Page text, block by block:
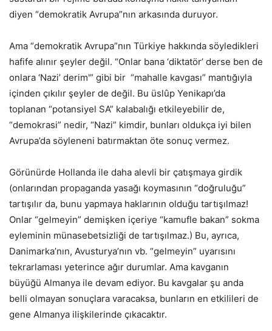
diyen “demokratik Avrupa”nın arkasında duruyor.
Ama “demokratik Avrupa”nın Türkiye hakkında söyledikleri
hafife alınır şeyler değil. “Onlar bana ‘diktatör’ derse ben de
onlara ‘Nazi’ derim'” gibi bir “mahalle kavgası” mantığıyla
içinden çıkılır şeyler de değil. Bu üslûp Yenikapı’da
toplanan “potansiyel SA” kalabalığı etkileyebilir de,
“demokrasi” nedir, “Nazi” kimdir, bunları oldukça iyi bilen
Avrupa’da söyleneni batırmaktan öte sonuç vermez.
Görünürde Hollanda ile daha alevli bir çatışmaya girdik
(onlarından propaganda yasağı koymasının “doğruluğu”
tartışılır da, bunu yapmaya haklarının olduğu tartışılmaz!
Onlar “gelmeyin” demişken içeriye “kamufle bakan” sokma
eyleminin münasebetsizliği de tartışılmaz.) Bu, ayrıca,
Danimarka’nın, Avusturya’nın vb. “gelmeyin” uyarısını
tekrarlaması yeterince ağır durumlar. Ama kavganın
büyüğü Almanya ile devam ediyor. Bu kavgalar şu anda
belli olmayan sonuçlara varacaksa, bunların en etkilileri de
gene Almanya ilişkilerinde çıkacaktır.